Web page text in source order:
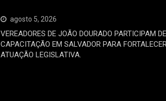
agosto 5, 2026
VEREADORES DE JOÃO DOURADO PARTICIPAM DE
CAPACITAÇÃO EM SALVADOR PARA
ATUAÇÃO LEGISLATIVA.